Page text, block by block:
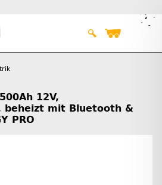
12V,
mit Bluetooth &
PRO